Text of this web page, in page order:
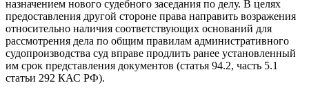
назначением нового судебного заседания по делу. В целях
предоставления другой стороне права направить возражения
относительно наличия соответствующих оснований для
рассмотрения дела по общим правилам административного
судопроизводства суд вправе продлить ранее установленный
им срок представления документов (статья 94.2, часть 5.1
статьи 292 КАС РФ).